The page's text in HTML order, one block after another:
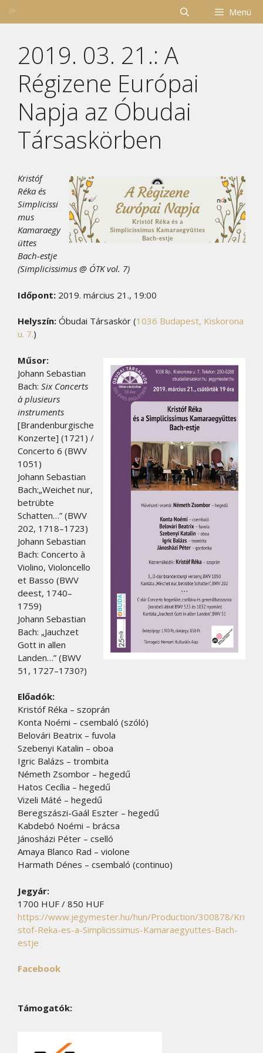
Kilépés
Menü
2019. 03. 21.: A
Régizene Európai
Napja az Óbudai
Társaskörben
Kristóf
Réka és
Simplicissi
mus
Kamaraegy
üttes
Bach-estje
(Simplicissimus @ ÓTK vol. 7)
Időpont: 2019. március 21., 19:00
Helyszín: Óbudai Társaskör (1036 Budapest, Kiskorona
u. 7.)
Műsor:
Johann Sebastian
Bach: Six Concerts
à plusieurs
instruments
[Brandenburgische
Konzerte] (1721) /
Concerto 6 (BWV
1051)
Johann Sebastian
Bach:„Weichet nur,
betrübte
Schatten…” (BWV
202, 1718–1723)
Johann Sebastian
Bach: Concerto à
Violino, Violoncello
et Basso (BWV
deest, 1740–
1759)
Johann Sebastian
Bach: „Jauchzet
Gott in allen
Landen…” (BWV
51, 1727–1730?)
Előadók:
Kristóf Réka – szoprán
Konta Noémi – csembaló (szóló)
Belovári Beatrix – fuvola
Szebenyi Katalin – oboa
Igric Balázs – trombita
Németh Zsombor – hegedű
Hatos Cecília – hegedű
Vizeli Máté – hegedű
Beregszászi-Gaál Eszter – hegedű
Kabdebó Noémi – brácsa
Jánosházi Péter – cselló
Amaya Blanco Rad – violone
Harmath Dénes – csembaló (continuo)
Jegyár:
1700 HUF / 850 HUF
https://www.jegymester.hu/hun/Production/300878/Kri
stof-Reka-es-a-Simplicissimus-Kamaraegyuttes-Bach-
estje
Facebook
Támogatók: